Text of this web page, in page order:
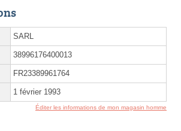
SARL
38996176400013
FR23389961764
1 février 1993
Éditer les informations de mon magasin homme